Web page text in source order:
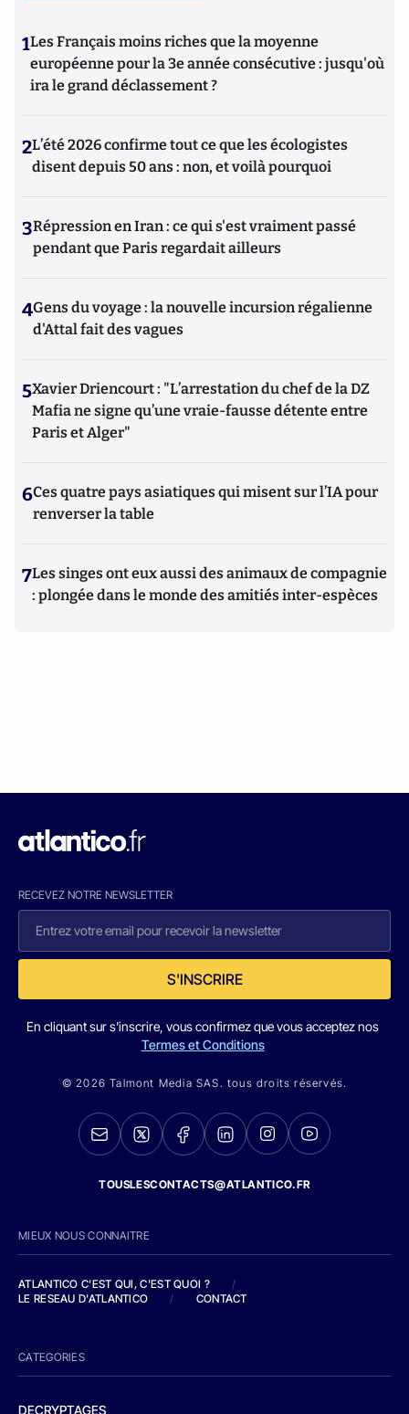
1Les Français moins riches que la moyenne
européenne pour la 3e année consécutive : jusqu'où
ira le grand déclassement ?
2L’été 2026 confirme tout ce que les écologistes
disent depuis 50 ans : non, et voilà pourquoi
3Répression en Iran : ce qui s'est vraiment passé
pendant que Paris regardait ailleurs
4Gens du voyage : la nouvelle incursion régalienne
d'Attal fait des vagues
5Xavier Driencourt : "L’arrestation du chef de la DZ
Mafia ne signe qu’une vraie-fausse détente entre
Paris et Alger"
6Ces quatre pays asiatiques qui misent sur l’IA pour
renverser la table
7Les singes ont eux aussi des animaux de compagnie
: plongée dans le monde des amitiés inter-espèces
RECEVEZ NOTRE NEWSLETTER
S'INSCRIRE
En cliquant sur s'inscrire, vous confirmez que vous acceptez nos
Termes et Conditions
© 2026 Talmont Media SAS. tous droits réservés.
TOUSLESCONTACTS@ATLANTICO.FR
MIEUX NOUS CONNAITRE
ATLANTICO C'EST QUI, C'EST QUOI ?
/
LE RESEAU D'ATLANTICO
/ CONTACT
CATEGORIES
DECRYPTAGES